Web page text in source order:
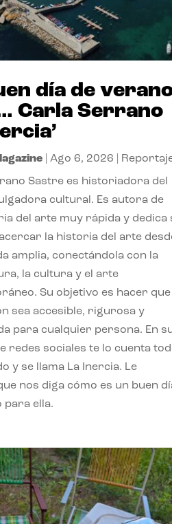
día de
Carla Serrano
| Ago 6, 2026
Sastre es historiadora del
cultural. Es autora de
del arte muy rápida y dedica
la historia del arte
amplia, conectándola con la
la cultura y el arte
Su objetivo es hacer que
sea accesible, rigurosa y
para cualquier persona. En
redes sociales te lo cuenta
y se llama La Inercia. Le
nos diga cómo es un buen
para ella.